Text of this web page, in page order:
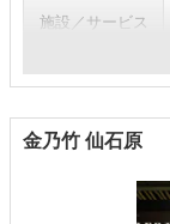
施設／サービス
金乃竹 仙石原